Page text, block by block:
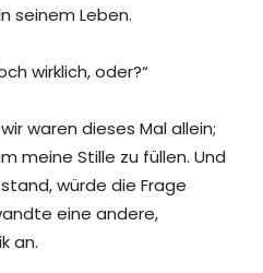
seinem Leben.
wirklich, oder?“
waren dieses Mal allein;
meine Stille zu füllen. Und
würde die Frage
eine andere,
an.